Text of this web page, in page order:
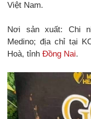
Việt Nam.
Nơi sản xuất: Chi
Medino; địa chỉ tại
Hoà, tỉnh Đồng Nai.